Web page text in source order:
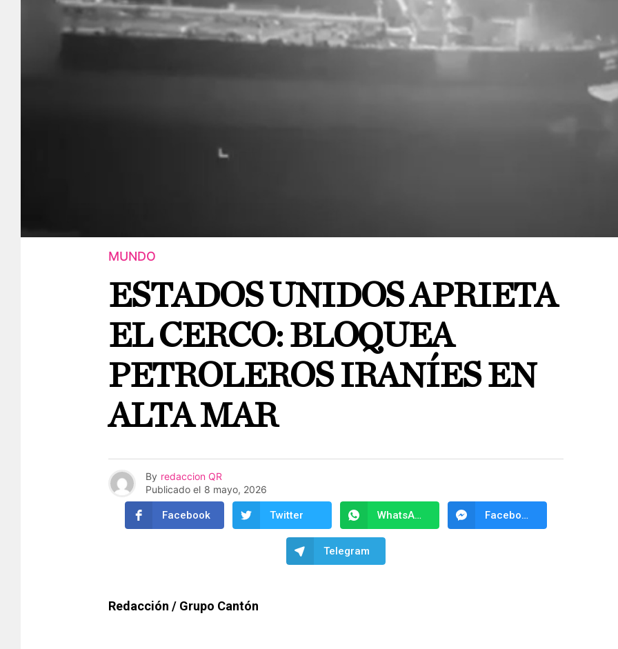
MUNDO
ESTADOS UNIDOS APRIETA
EL CERCO: BLOQUEA
PETROLEROS IRANÍES EN
ALTA MAR
By redaccion QR
Publicado el 8 mayo, 2026
Facebook Twitter WhatsApp Facebook Messenger
Telegram
Redacción / Grupo Cantón